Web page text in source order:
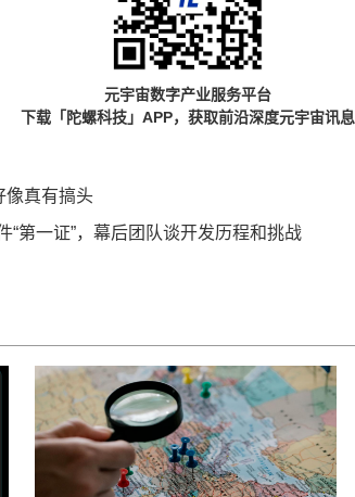
元宇宙数字产业服务平台
下载「陀螺科技」APP，获取前沿深度元宇宙讯息
像真有搞头
“第一证”，幕后团队谈开发历程和挑战